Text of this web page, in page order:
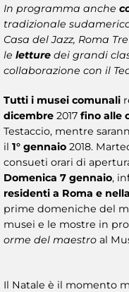
In programma anche
tradizionale
Casa del Jazz, Roma
le letture dei grandi
collaborazione con il
Tutti i musei comunali
dicembre 2017 fino alle
Testaccio, mentre
il 1° gennaio 2018.
consueti orari di
Domenica 7 gennaio,
residenti a Roma e
prime domeniche del
musei e le mostre in
orme del maestro al
Il Natale è il momento